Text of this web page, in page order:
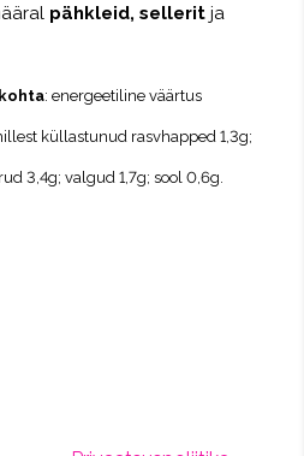
pähkleid, sellerit ja
: energeetiline väärtus
küllastunud rasvhapped 1,3g;
3,4g; valgud 1,7g; sool 0,6g.